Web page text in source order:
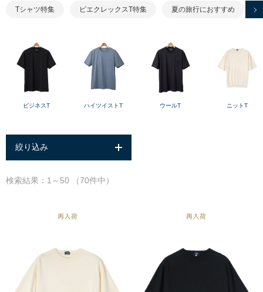
Tシャツ特集 ピエクレックスT特集 夏の旅行におすすめ
ビジネスT ハイツイストT ウールT ニットT
絞り込み
検索結果：1～50 （70件中）